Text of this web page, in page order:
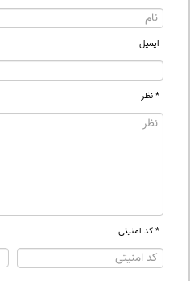
ایمیل
* نظر
* کد امنیتی